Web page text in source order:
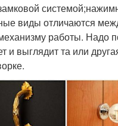
виды отличаются
работы. Надо
и выглядит та или